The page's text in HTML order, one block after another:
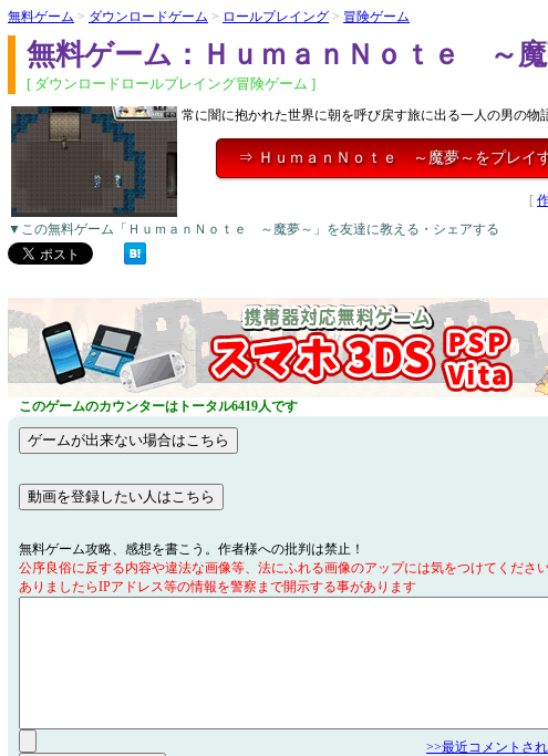
無料ゲーム > ダウンロードゲーム > ロールプレイング > 冒険ゲーム
無料ゲーム：ＨｕｍａｎＮｏｔｅ ～魔
[ ダウンロードロールプレイング冒険ゲーム ]
常に闇に抱かれた世界に朝を呼び戻す旅に出る一人の男の物
⇒ ＨｕｍａｎＮｏｔｅ ～魔夢～をプレイ
[
▼この無料ゲーム「ＨｕｍａｎＮｏｔｅ ～魔夢～」を友達に教える・シェアする
このゲームのカウンターはトータル6419人です
無料ゲーム攻略、感想を書こう。作者様への批判は禁止！
公序良俗に反する内容や違法な画像等、法にふれる画像のアップには気をつけてくださ
ありましたらIPアドレス等の情報を警察まで開示する事があります
>>最近コメントさ